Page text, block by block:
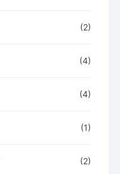
(2)
(4)
(4)
(1)
(2)